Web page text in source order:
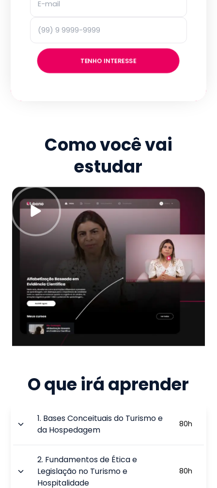
TENHO INTERESSE
Como você vai
estudar
O que irá aprender
1. Bases Conceituais do Turismo e
da Hospedagem
80h
2. Fundamentos de Ética e
Legislação no Turismo e
Hospitalidade
80h